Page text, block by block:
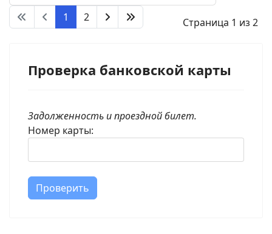
Страница 1 из 2
1 2
Проверка банковской карты
Задолженность и проездной билет.
Номер карты:
Проверить